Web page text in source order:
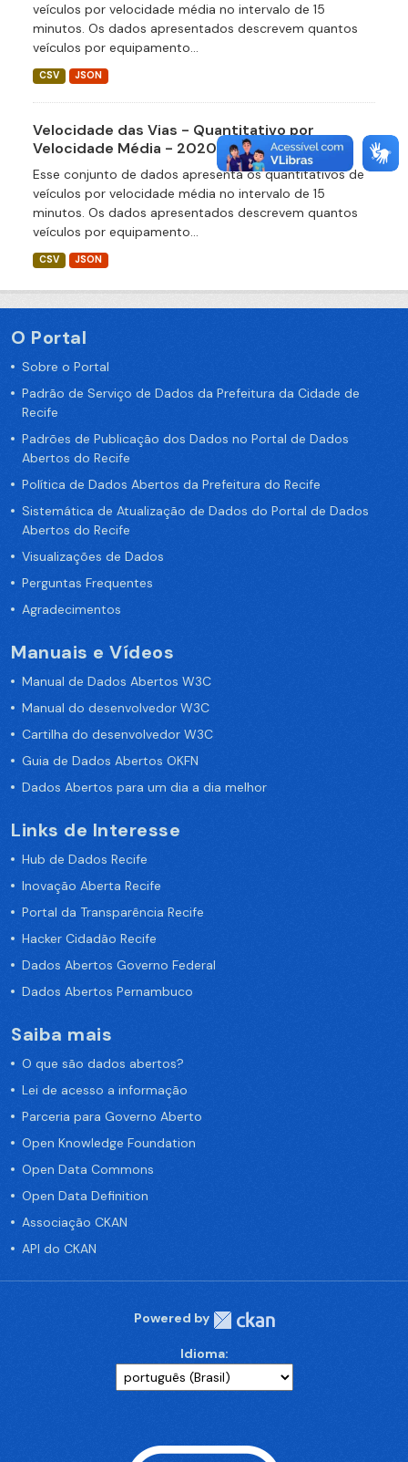
veículos por velocidade média no intervalo de 15
minutos. Os dados apresentados descrevem quantos
veículos por equipamento...
CSV JSON
Velocidade das Vias - Quantitativo por
Velocidade Média - 2020
Esse conjunto de dados apresenta os quantitativos de
veículos por velocidade média no intervalo de 15
minutos. Os dados apresentados descrevem quantos
veículos por equipamento...
CSV JSON
O Portal
Sobre o Portal
Padrão de Serviço de Dados da Prefeitura da Cidade de
Recife
Padrões de Publicação dos Dados no Portal de Dados
Abertos do Recife
Política de Dados Abertos da Prefeitura do Recife
Sistemática de Atualização de Dados do Portal de Dados
Abertos do Recife
Visualizações de Dados
Perguntas Frequentes
Agradecimentos
Manuais e Vídeos
Manual de Dados Abertos W3C
Manual do desenvolvedor W3C
Cartilha do desenvolvedor W3C
Guia de Dados Abertos OKFN
Dados Abertos para um dia a dia melhor
Links de Interesse
Hub de Dados Recife
Inovação Aberta Recife
Portal da Transparência Recife
Hacker Cidadão Recife
Dados Abertos Governo Federal
Dados Abertos Pernambuco
Saiba mais
O que são dados abertos?
Lei de acesso a informação
Parceria para Governo Aberto
Open Knowledge Foundation
Open Data Commons
Open Data Definition
Associação CKAN
API do CKAN
Powered by
Idioma